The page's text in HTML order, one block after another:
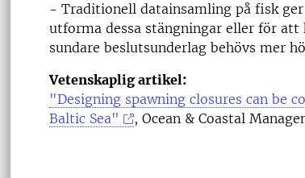
- Traditionell datainsamling på fisk
utforma dessa stängningar eller för att
sundare beslutsunderlag behövs mer
Vetenskaplig artikel:
"Designing spawning closures can be
Baltic Sea"
, Ocean & Coastal